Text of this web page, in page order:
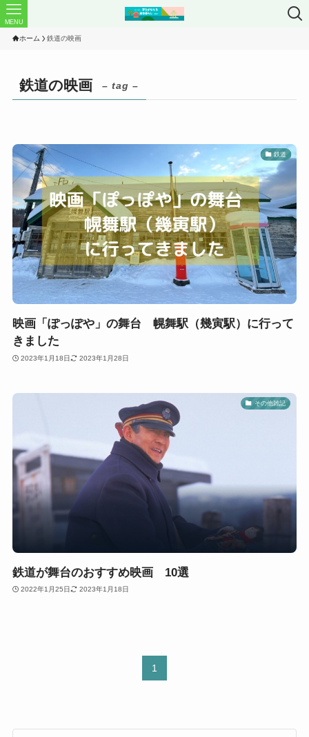
MENU
ホーム 鉄道の映画
鉄道の映画 – tag –
鉄道
映画「ぽっぽや」の舞台 幌舞駅（幾寅駅）に行って
きました
2023年1月18日 2023年1月28日
その他雑記
鉄道が舞台のおすすめ映画 10選
2022年1月25日 2023年1月18日
1